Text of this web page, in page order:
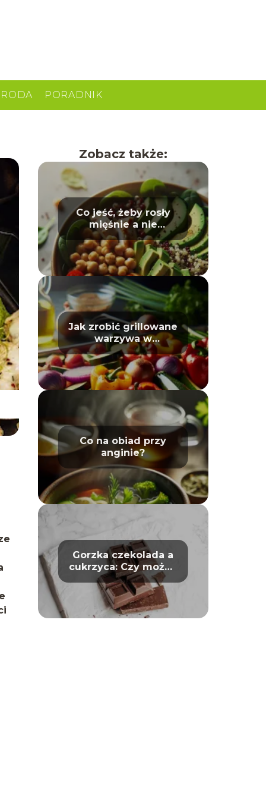
PORADNIK
Zobacz także:
Co jeść, żeby rosły
mięśnie a nie
tłuszcz? Dieta dla
sportowców
Jak zrobić grillowane
warzywa w
piekarniku – poradnik
Co na obiad przy
anginie?
Gorzka czekolada a
cukrzyca: Czy można
bezpiecznie ją jeść?